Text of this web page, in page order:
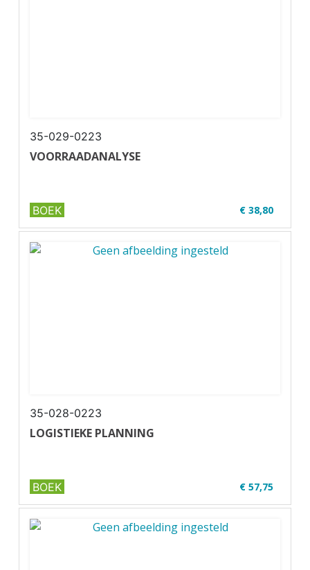
35-029-0223
VOORRAADANALYSE
€ 38,80
✔ Niveau MBO 3-4
✔ Full colour
BOEK
35-028-0223
LOGISTIEKE PLANNING
€ 57,75
✔ Niveau MBO 3-4
✔ Full colour
BOEK